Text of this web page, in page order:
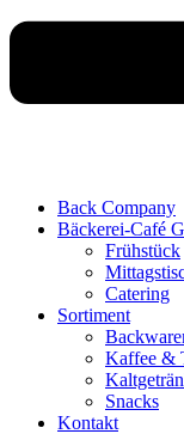
Back Company
Bäckerei-Café
Frühstück
Catering
Sortiment
Kaffee &
Snacks
Kontakt